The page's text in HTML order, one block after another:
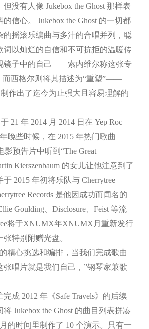
没有人像 Jukebox the Ghost 那样表
信心。 Jukebox the Ghost 的一切都
的摇滚乐编曲与多汁的合唱并列，聪
词以灿烂的自信和不可抗拒的温暖传
镜子中的自己——索内维尔称这张专
而西格尔则将其描述为“重塑”——
制作出了迄今为止强大且容易理解的
于 21 年 2014 月 2014 日在 Yep Roc
晚些时候，在 2015 年热门歌曲
影预告片中听到“The Great
Kierszenbaum 的女儿让他注意到了
2015 年初将乐队与 Cherrytree
Records 是他因成功而闻名的
Goulding、Disclosure、Feist 等流
将于XNUMX年XNUMX月重新发行
张特别附赠光盘。
精心挑选和编排，当我们完成歌曲
张唱片就是我们自己，”钢琴家兼歌
成 2012 年《Safe Travels》的后续
Jukebox the Ghost 的曲目列表拼凑
的时间里制作了 10 个演示。只有一